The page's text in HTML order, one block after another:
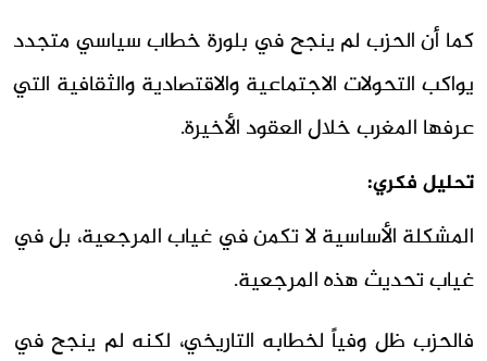
كما أن الحزب لم ينجح في بلورة خطاب سياسي متجدد
يواكب التحولات الاجتماعية والاقتصادية والثقافية التي
عرفها المغرب خلال العقود الأخيرة.
تحليل فكري:
المشكلة الأساسية لا تكمن في غياب المرجعية، بل في
غياب تحديث هذه المرجعية.
فالحزب ظل وفياً لخطابه التاريخي، لكنه لم ينجح في